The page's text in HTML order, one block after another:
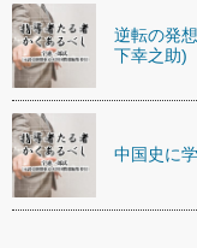
逆転の発
下幸之助)
中国史に